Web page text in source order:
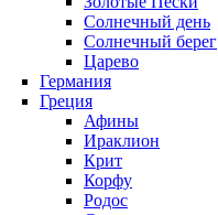
Солнечный день
Солнечный берег
Царево
Германия
Греция
Афины
Ираклион
Крит
Корфу
Родос